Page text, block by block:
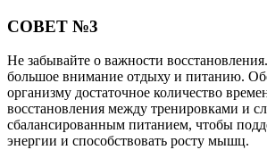
СОВЕТ №3
Не забывайте о важности
большое внимание отдыху и питанию.
организму достаточное количество
восстановления между тренировками и
сбалансированным питанием, чтобы
энергии и способствовать росту мышц.